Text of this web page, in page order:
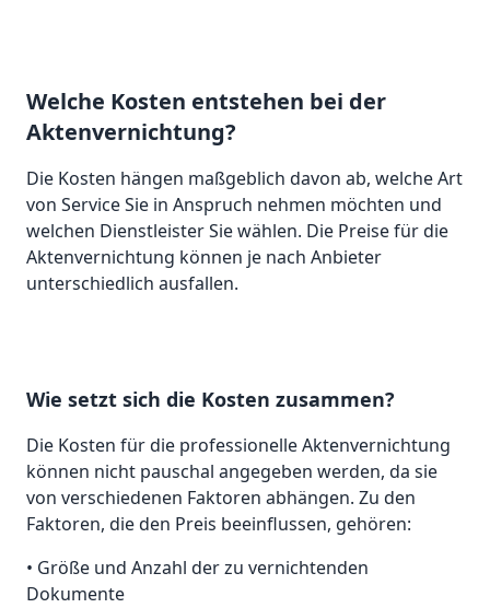
Welche Kosten entstehen bei der
Aktenvernichtung?
Die Kosten hängen maßgeblich davon ab, welche Art
von Service Sie in Anspruch nehmen möchten und
welchen Dienstleister Sie wählen. Die Preise für die
Aktenvernichtung können je nach Anbieter
unterschiedlich ausfallen.
Wie setzt sich die Kosten zusammen?
Die Kosten für die professionelle Aktenvernichtung
können nicht pauschal angegeben werden, da sie
von verschiedenen Faktoren abhängen. Zu den
Faktoren, die den Preis beeinflussen, gehören:
• Größe und Anzahl der zu vernichtenden
Dokumente